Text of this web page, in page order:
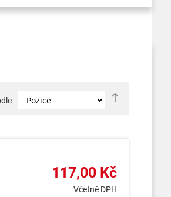
117,00 Kč
Včetně DPH